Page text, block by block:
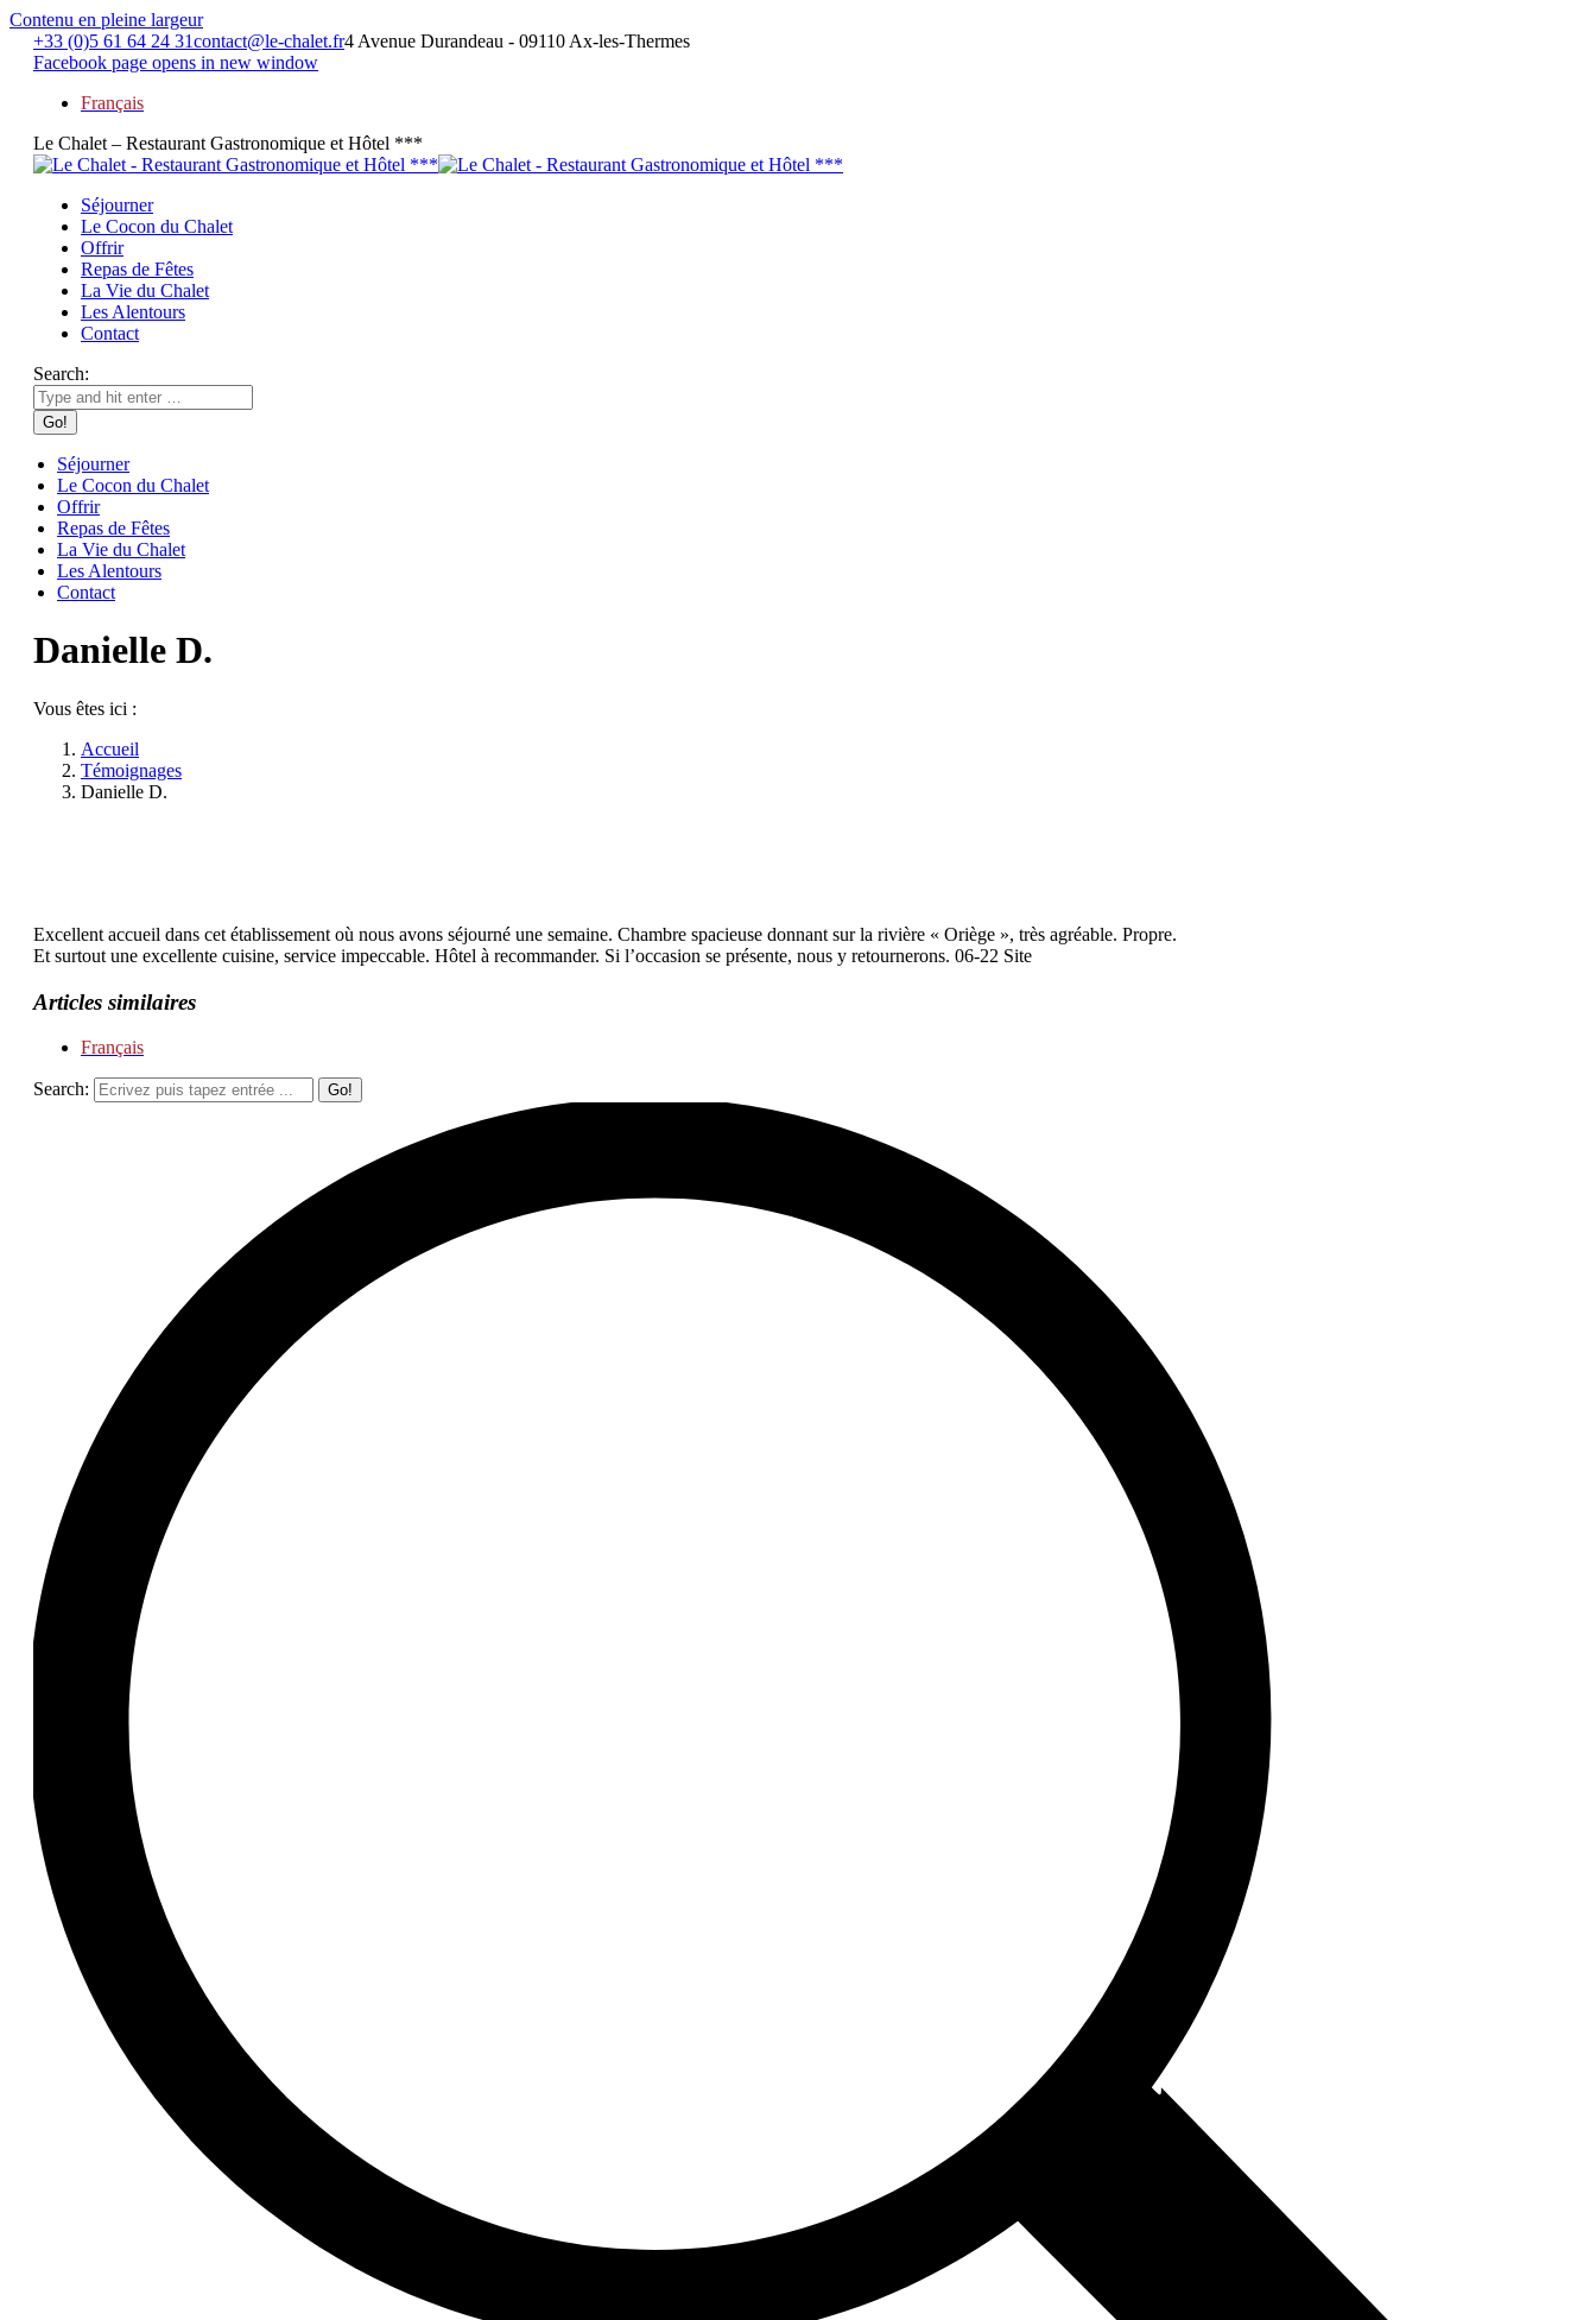
Contenu en pleine largeur
+33 (0)5 61 64 24 31contact@le-chalet.fr4 Avenue Durandeau - 09110 Ax-les-Thermes
Facebook page opens in new window
Français
Le Chalet – Restaurant Gastronomique et Hôtel ***
Séjourner
Le Cocon du Chalet
Offrir
Repas de Fêtes
La Vie du Chalet
Les Alentours
Contact
Search:
Séjourner
Le Cocon du Chalet
Offrir
Repas de Fêtes
La Vie du Chalet
Les Alentours
Contact
Danielle D.
Vous êtes ici :
Accueil
Témoignages
Danielle D.
Excellent accueil dans cet établissement où nous avons séjourné une semaine. Chambre spacieuse donnant sur la rivière « Oriège », très agréable. Propre.
Et surtout une excellente cuisine, service impeccable. Hôtel à recommander. Si l’occasion se présente, nous y retournerons. 06-22 Site
Articles similaires
Français
Search: